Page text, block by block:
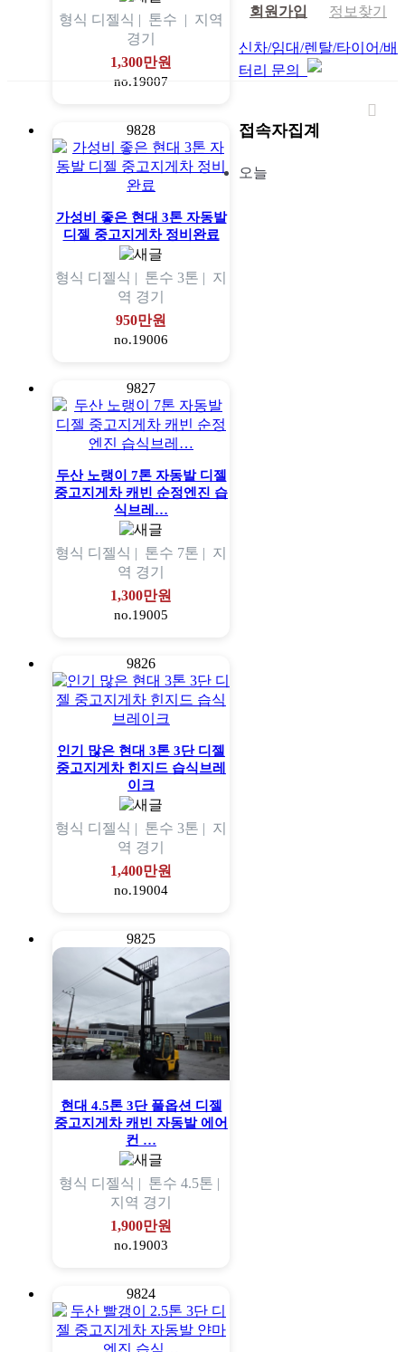
형식 디젤식 | 톤수 | 지역
경기
1,300만원
no.19007
9828
가성비 좋은 현대 3톤 자동발
디젤 중고지게차 정비완료
형식 디젤식 | 톤수 3톤 | 지
역 경기
950만원
no.19006
9827
두산 노랭이 7톤 자동발 디젤
중고지게차 캐빈 순정엔진 습
식브레…
형식 디젤식 | 톤수 7톤 | 지
역 경기
1,300만원
no.19005
9826
인기 많은 현대 3톤 3단 디젤
중고지게차 힌지드 습식브레
이크
형식 디젤식 | 톤수 3톤 | 지
역 경기
1,400만원
no.19004
9825
현대 4.5톤 3단 풀옵션 디젤
중고지게차 캐빈 자동발 에어
컨 …
형식 디젤식 | 톤수 4.5톤 |
지역 경기
1,900만원
no.19003
9824
회원가입 정보찾기
신차/임대/렌탈/타이어/배
터리 문의
접속자집계
오늘